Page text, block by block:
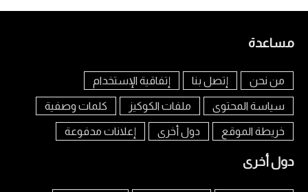
مساعدة
من نحن إتصل بنا إتفاقية الإستخدام
سياسة المحتوى ملفات الكوكيز كلمات وصفية
خريطة الموقع دول أخرى إعلانات مدفوعة
دول أخرى